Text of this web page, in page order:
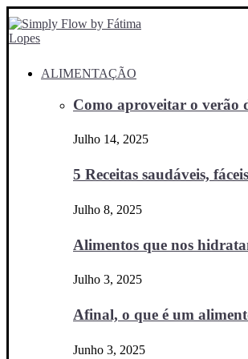
ALIMENTAÇÃO
Como aproveitar o verão
Julho 14, 2025
5 Receitas saudáveis,
Julho 8, 2025
Alimentos que nos
Julho 3, 2025
Afinal, o que é um
Junho 3, 2025